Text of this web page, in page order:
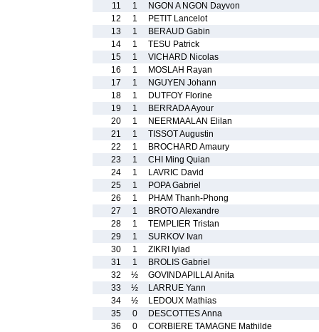
11
1
NGON A NGON Dayvon
12
1
PETIT Lancelot
13
1
BERAUD Gabin
14
1
TESU Patrick
15
1
VICHARD Nicolas
16
1
MOSLAH Rayan
17
1
NGUYEN Johann
18
1
DUTFOY Florine
19
1
BERRADA Ayour
20
1
NEERMAALAN Elilan
21
1
TISSOT Augustin
22
1
BROCHARD Amaury
23
1
CHI Ming Quian
24
1
LAVRIC David
25
1
POPA Gabriel
26
1
PHAM Thanh-Phong
27
1
BROTO Alexandre
28
1
TEMPLIER Tristan
29
1
SURKOV Ivan
30
1
ZIKRI Iyiad
31
1
BROLIS Gabriel
32
½
GOVINDAPILLAI Anita
33
½
LARRUE Yann
34
½
LEDOUX Mathias
35
0
DESCOTTES Anna
36
0
CORBIERE TAMAGNE Mathilde